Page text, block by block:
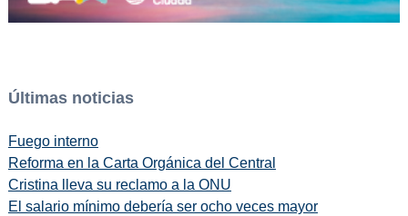
Últimas noticias
Fuego interno
Reforma en la Carta Orgánica del Central
Cristina lleva su reclamo a la ONU
El salario mínimo debería ser ocho veces mayor